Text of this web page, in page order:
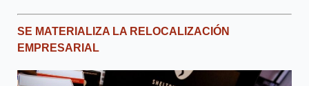
SE MATERIALIZA LA RELOCALIZACIÓN
EMPRESARIAL